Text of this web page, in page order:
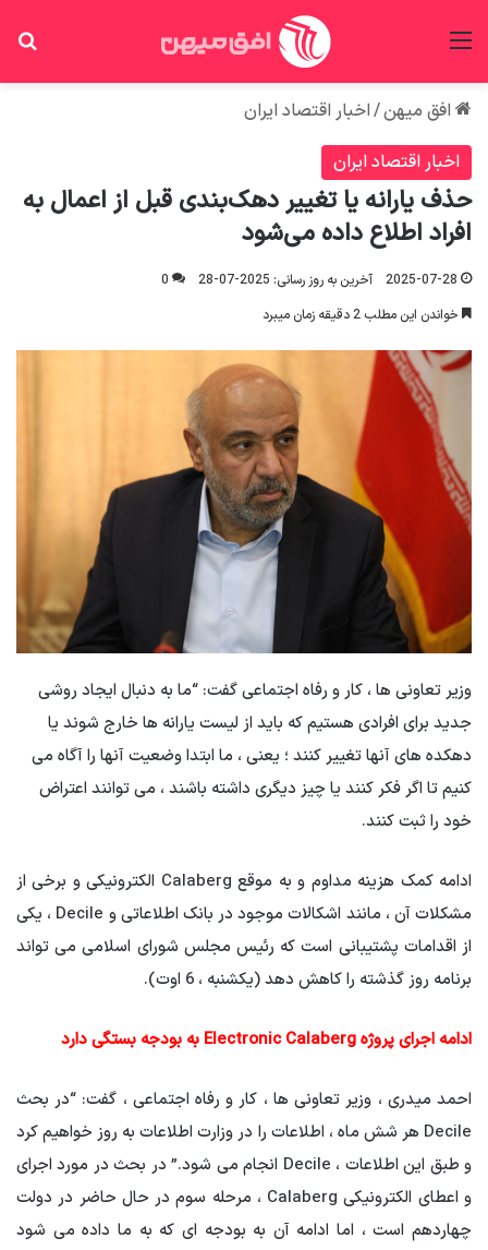
افق میهن/اخبار اقتصاد ایران
اخبار اقتصاد ایران
حذف یارانه یا تغییر دهک‌بندی قبل از اعمال به
افراد اطلاع داده می‌شود
2025-07-28 آخرین به روز رسانی: 2025-07-28
0
خواندن این مطلب 2 دقیقه زمان میبرد
وزیر تعاونی ها ، کار و رفاه اجتماعی گفت: “ما به دنبال ایجاد روشی
جدید برای افرادی هستیم که باید از لیست یارانه ها خارج شوند یا
دهکده های آنها تغییر کنند ؛ یعنی ، ما ابتدا وضعیت آنها را آگاه می
کنیم تا اگر فکر کنند یا چیز دیگری داشته باشند ، می توانند اعتراض
خود را ثبت کنند.
ادامه کمک هزینه مداوم و به موقع Calaberg الکترونیکی و برخی از
مشکلات آن ، مانند اشکالات موجود در بانک اطلاعاتی و Decile ، یکی
از اقدامات پشتیبانی است که رئیس مجلس شورای اسلامی می تواند
برنامه روز گذشته را کاهش دهد (یکشنبه ، 6 اوت).
ادامه اجرای پروژه Electronic Calaberg به بودجه بستگی دارد
احمد میدری ، وزیر تعاونی ها ، کار و رفاه اجتماعی ، گفت: “در بحث
Decile هر شش ماه ، اطلاعات را در وزارت اطلاعات به روز خواهیم کرد
و طبق این اطلاعات ، Decile انجام می شود.” در بحث در مورد اجرای
و اعطای الکترونیکی Calaberg ، مرحله سوم در حال حاضر در دولت
چهاردهم است ، اما ادامه آن به بودجه ای که به ما داده می شود